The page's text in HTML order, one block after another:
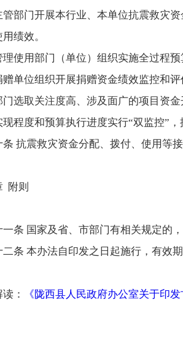
管部门开展本行业、本单位抗震救灾
绩效。
理使用部门（单位）组织实施全过程
赠单位组织开展捐赠资金绩效监控和评
门选取关注度高、涉及面广的项目资
程度和预算执行进度实行“双监控”
条 抗震救灾资金分配、拨付、使用等
附则
一条 国家及省、市部门有相关规定的
二条 本办法自印发之日起施行，有效
： 《陇西县人民政府办公室关于印